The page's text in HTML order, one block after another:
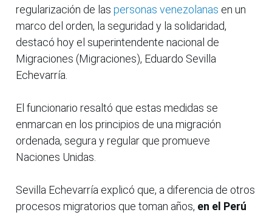
regularización de las personas venezolanas en un
marco del orden, la seguridad y la solidaridad,
destacó hoy el superintendente nacional de
Migraciones (Migraciones), Eduardo Sevilla
Echevarría.
El funcionario resaltó que estas medidas se
enmarcan en los principios de una migración
ordenada, segura y regular que promueve
Naciones Unidas.
Sevilla Echevarría explicó que, a diferencia de otros
procesos migratorios que toman años, en el Perú